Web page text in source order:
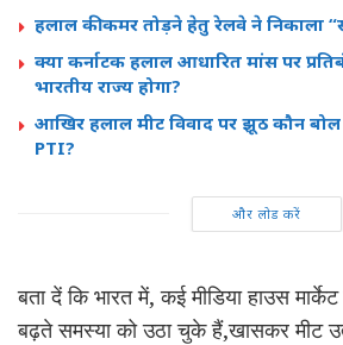
हलाल की कमर तोड़ने हेतु रेलवे ने निकाला
क्या कर्नाटक हलाल आधारित मांस पर
भारतीय राज्य होगा?
आखिर हलाल मीट विवाद पर झूठ कौन बोल
PTI?
और लोड करें
बता दें कि भारत में, कई मीडिया हाउस
बढ़ते समस्या को उठा चुके हैं,खासकर मीट